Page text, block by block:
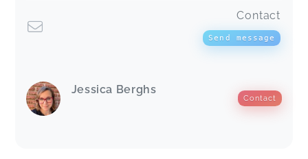
Contact
Send message
Jessica Berghs
Contact